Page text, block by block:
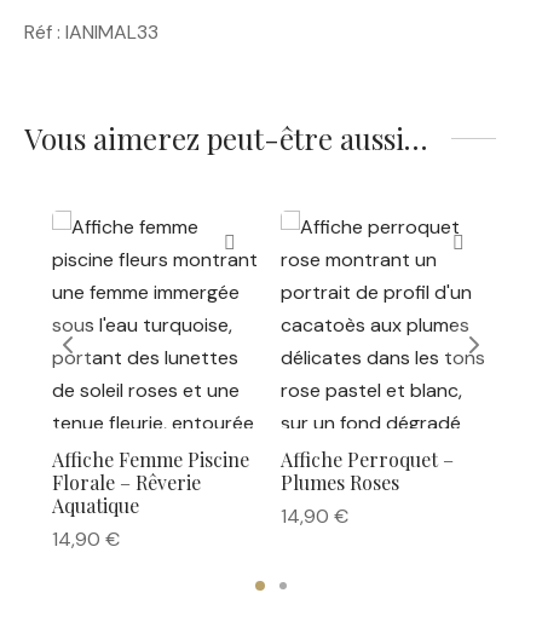
Réf : IANIMAL33
Vous aimerez peut-être aussi…
Affiche Femme Piscine
Florale – Rêverie
Aquatique
14,90 €
Affiche Perroquet –
Plumes Roses
14,90 €